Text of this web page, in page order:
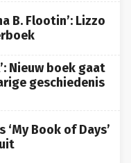
B. Flootin’: Lizzo
Nieuw boek gaat
geschiedenis
‘My Book of Days’